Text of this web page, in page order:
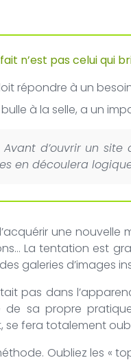
n’est pas celui qui
répondre à un
à la selle, a un
Avant d’ouvrir un
en découlera
une nouvelle
La tentation est
galeries d’images
pas dans
sa propre
fera totalement
Oubliez les «